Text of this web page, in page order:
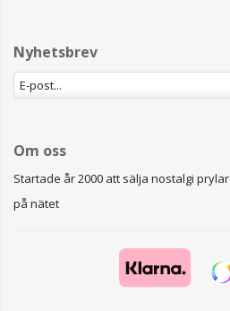
Nyhetsbrev
Om oss
Startade år 2000 att sälja nostalgi prylar
på nätet